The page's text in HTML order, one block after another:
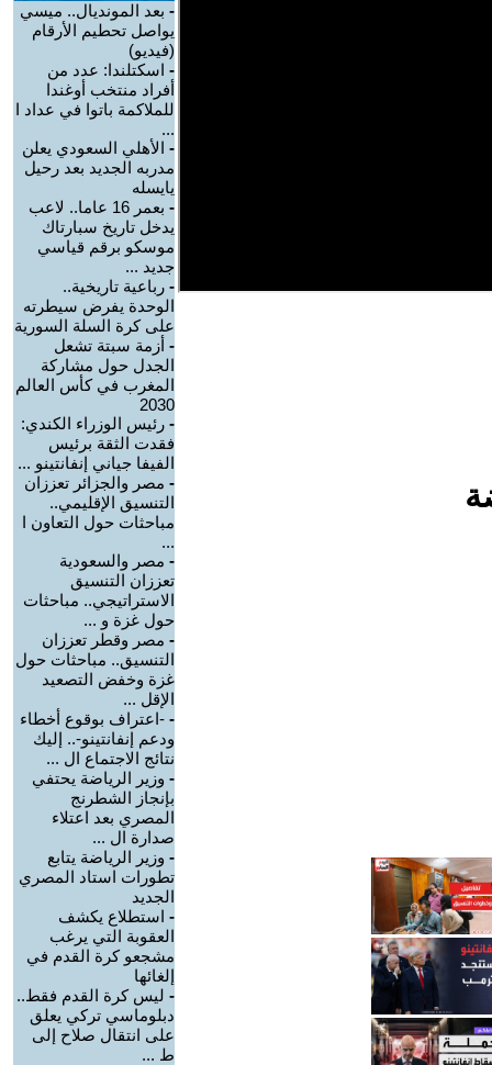
- بعد المونديال.. ميسي
يواصل تحطيم الأرقام
(فيديو)
- اسكتلندا: عدد من
أفراد منتخب أوغندا
للملاكمة باتوا في عداد ا
...
- الأهلي السعودي يعلن
مدربه الجديد بعد رحيل
يايسله
-
بعمر 16 عاما.. لاعب
يدخل تاريخ سبارتاك
موسكو برقم قياسي
جديد ...
- رباعية تاريخية..
الوحدة يفرض سيطرته
على كرة السلة السورية
- أزمة سبتة تشعل
الجدل حول مشاركة
المغرب في كأس العالم
2030
- رئيس الوزراء الكندي:
فقدت الثقة برئيس
الفيفا جياني إنفانتينو ...
- مصر والجزائر تعززان
التنسيق الإقليمي..
مباحثات حول التعاون ا
...
- مصر والسعودية
تعززان التنسيق
الاستراتيجي.. مباحثات
حول غزة و ...
- مصر وقطر تعززان
التنسيق.. مباحثات حول
غزة وخفض التصعيد
الإقل ...
- -اعتراف بوقوع أخطاء
ودعم إنفانتينو-.. إليك
نتائج الاجتماع ال ...
- وزير الرياضة يحتفي
بإنجاز الشطرنج
المصري بعد اعتلاء
صدارة ال ...
- وزير الرياضة يتابع
تطورات استاد المصري
الجديد
- استطلاع يكشف
العقوبة التي يرغب
مشجعو كرة القدم في
إلغائها
- ليس كرة القدم فقط..
دبلوماسي تركي يعلق
على انتقال صلاح إلى
ط ...